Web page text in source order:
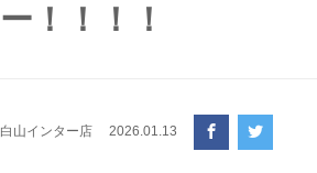
ー！！！！
白山インター店 2026.01.13